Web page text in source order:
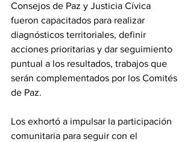
Consejos de Paz y Justicia Cívica
fueron capacitados para realizar
diagnósticos territoriales, definir
acciones prioritarias y dar seguimiento
puntual a los resultados, trabajos que
serán complementados por los Comités
de Paz.
Los exhortó a impulsar la participación
comunitaria para seguir con el